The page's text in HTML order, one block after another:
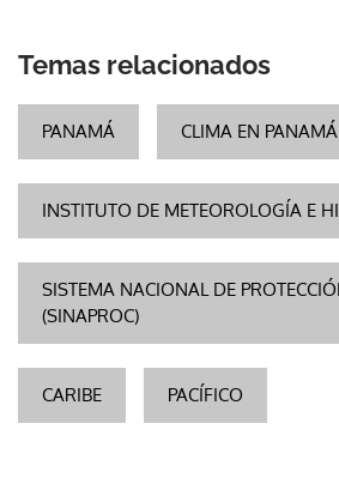
Temas relacionados
PANAMÁ CLIMA EN PANAMÁ
INSTITUTO DE METEOROLOGÍA E
SISTEMA NACIONAL DE
(SINAPROC)
CARIBE PACÍFICO